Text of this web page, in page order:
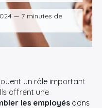
— 7 minutes de
un rôle important
offrent une
les employés dans